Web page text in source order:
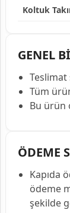
Koltuk
GENEL
Teslimat
Tüm
Bu ürün
ÖDEME
Kapıda
ödeme
şekilde